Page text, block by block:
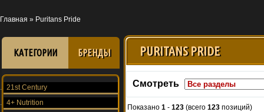
Главная » Puritans Pride
КАТЕГОРИИ БРЕНДЫ
21st Century
4+ Nutrition
PURITANS PRIDE
Смотреть
Показано 1 - 123 (всего 123 позиций)